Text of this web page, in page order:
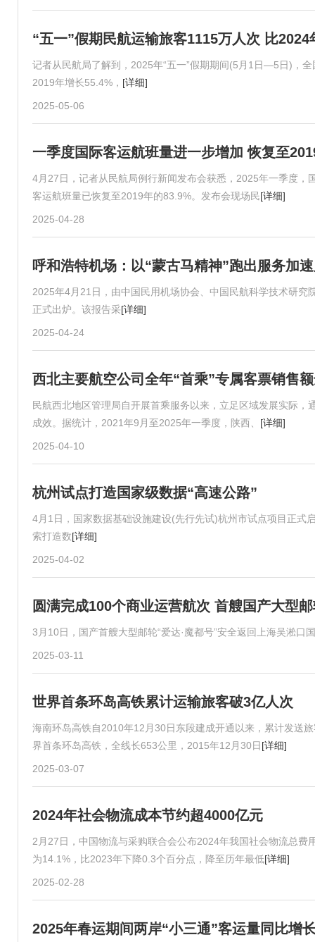
“五一”假期民航运输旅客1115万人次 比2024
记者从民航局了解到，2025年“五一”假期期间(5月1日—5日)，
2019年增长55.4%， [详细]
2025-05-06
一季度国际客运航班量进一步增加 恢复至
4月27日，记者从民航局例行新闻发布会获悉，2025年一季度
客运航班量已恢复至2019年的83.9%。发布会现场民[详细]
2025-04-28
呼和浩特机场：以“蒙古马精神”跑出服务加
2025年4月21日，由中国民用机场协会、中国民航科学技术研
正式出炉。该报告采[详细]
2025-04-24
西北主要航空公司全年“首乘”专属客票销售
民航西北地区管理局自开展首乘服务以来，立足区域发展实际
成效。据统计，2021年9月至2025年一季度，陕西、 [详细]
2025-04-10
杭州试点打造国家级数据“高速公路”
4月1日，国家数据基础设施建设(先行先试)杭州市试点项目正式
索打造数[详细]
2025-04-02
圆满完成100个商业运营航次 首艘国产大型
3月10日，国产首艘大型邮轮“爱达·魔都号”安全返回上海吴淞
2025-03-11
世界首条环岛高铁累计运输旅客破3亿人次
海南环岛高铁自2010年12月30日东段建成开通以来，累计发送
界首条环岛高铁，全线长653公里，2015年12月30日 [详细]
2025-03-07
2024年社会物流成本节约超4000亿元
2月27日，中国物流与采购联合会公布2024年我国社会物流总
为14.1%，比2023年下降0.3个百分点，降至历年最低[详细]
2025-02-28
2025年春运期间两岸“小三通”客运量同比增